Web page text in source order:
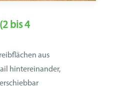
bis 4
aus
hintereinander,